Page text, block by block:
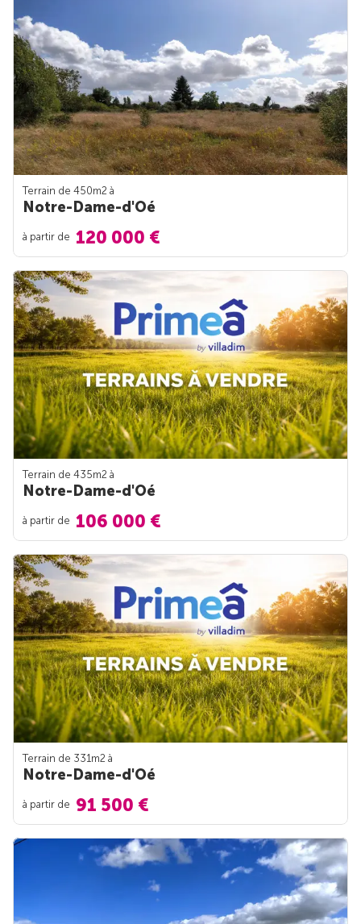
Terrain de 450m2 à
Notre-Dame-d'Oé
à partir de 120 000 €
Terrain de 435m2 à
Notre-Dame-d'Oé
à partir de 106 000 €
Terrain de 331m2 à
Notre-Dame-d'Oé
à partir de 91 500 €